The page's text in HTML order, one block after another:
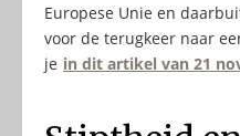
Europese Unie en
voor de terugkeer naar
je in dit artikel van 21